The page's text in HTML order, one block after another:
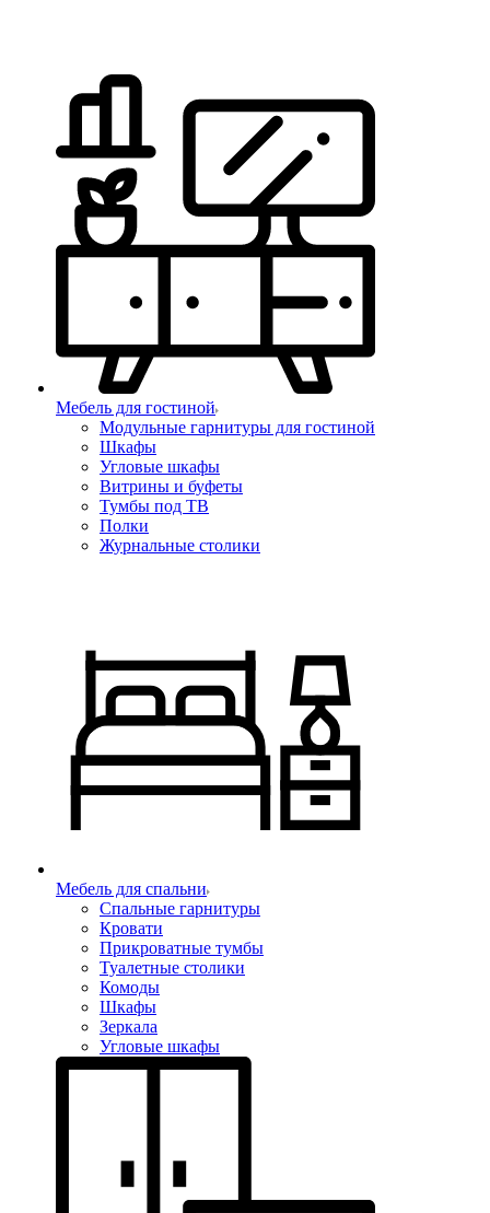
Мебель для гостиной
Модульные гарнитуры для гостиной
Шкафы
Угловые шкафы
Витрины и буфеты
Тумбы под ТВ
Полки
Журнальные столики
Мебель для спальни
Спальные гарнитуры
Кровати
Прикроватные тумбы
Туалетные столики
Комоды
Шкафы
Зеркала
Угловые шкафы